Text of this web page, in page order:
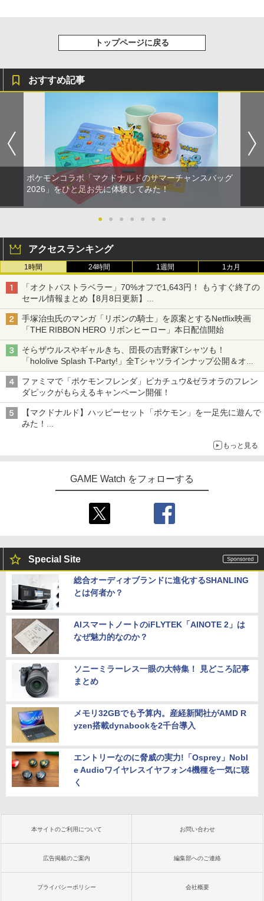
トップページに戻る
おすすめ記事
ポケモンコラボ「マクドナルドのサマーチャンスバッグ
2026」をひと足お先に体験してみた！
● ● ● ● ● ● ●
アクセスランキング
1時間 24時間 1週間 1カ月
「オクトパストラベラー」70%オフで1,643円！ もうすぐ終了の
セール情報まとめ【8月8日更新】
ニンテンドーeショップでは「大神 絶景版」が67%オフで990円
手塚治虫氏のマンガ「リボンの騎士」を原案とするNetflix映画
「THE RIBBON HERO リボンヒーロー」本日配信開始
そらザウルスやギャルきち、団長の吉野家Tシャツも！
「hololive Splash T-Party!」全Tシャツラインナップ公開＆オン
ライン販売開始
ファミマで「ポケモンフレンダ」ピカチュウ&ゼラオラのフレン
ダピックがもらえるキャンペーン開催！
【マクドナルド】ハッピーセット「ポケモン」を一足先に遊んで
みた！
もっと見る
GAME Watch をフォローする
Special Site
総合オーディオブランドに進化するSHANLING
とは何者か？
AIスマートノートのiFLYTEK「AINOTE 2」は
なぜ魅力的なのか？
ソニーミラーレス一眼の大特集！ 見どころ記事
まとめ
メモリ32GBでも予算内。産経新聞社がAMD R
yzen搭載dynabookを2千台導入
エントリーなのに脅威の実力!「Osprey」Nobl
e Audioワイヤレスイヤフォン4機種を一気に聴
く
本サイトのご利用について お問い合わせ
広告掲載のご案内 編集部へのご連絡
プライバシーポリシー 会社概要